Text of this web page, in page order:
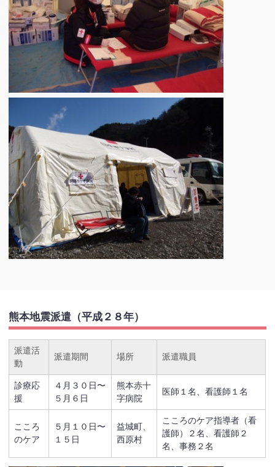
熊本地震派遣（平成２８年）
派遣活
動
派遣期間 場所 派遣職員
診療応
援
４月３０日〜
５月６日
熊本赤十
字病院
医師１名、看護師１名
こころ
のケア
５月１０日〜
１５日
益城町、
西原村
こころのケア指導者（看
護師）２名、看護師２
名、事務２名